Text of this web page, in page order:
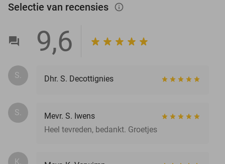
Selectie van recensies info_outlined
9,6
S. Dhr. S. Decottignies
S.
Mevr. S. Iwens
Heel tevreden, bedankt. Groetjes
K.